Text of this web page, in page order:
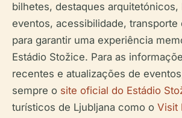
bilhetes, destaques arquitetónicos,
eventos, acessibilidade, transporte
para garantir uma experiência
Estádio Stožice. Para as
recentes e atualizações de
sempre o site oficial do Estádio
turísticos de Ljubljana como o Visit